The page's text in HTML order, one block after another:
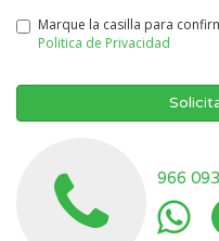
Marque la casilla para
Politica de Privacidad
966